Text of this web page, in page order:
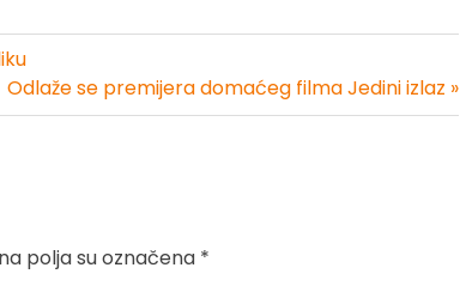
Odlaže se premijera domaćeg filma Jedini izlaz »
polja su označena *